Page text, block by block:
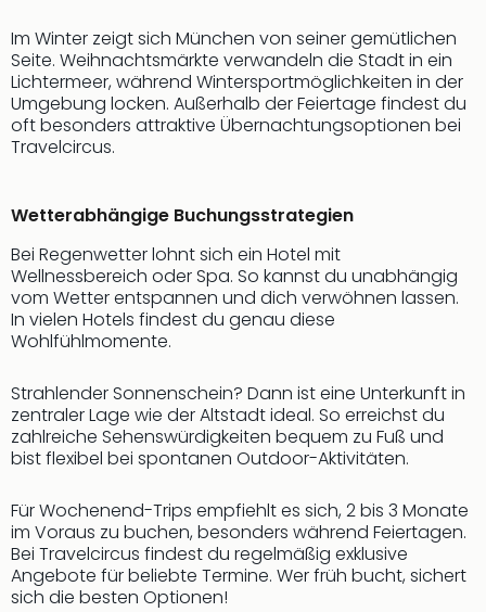
Im Winter zeigt sich München von seiner gemütlichen
Seite. Weihnachtsmärkte verwandeln die Stadt in ein
Lichtermeer, während Wintersportmöglichkeiten in der
Umgebung locken. Außerhalb der Feiertage findest du
oft besonders attraktive Übernachtungsoptionen bei
Travelcircus.
Wetterabhängige Buchungsstrategien
Bei Regenwetter lohnt sich ein Hotel mit
Wellnessbereich oder Spa. So kannst du unabhängig
vom Wetter entspannen und dich verwöhnen lassen.
In vielen Hotels findest du genau diese
Wohlfühlmomente.
Strahlender Sonnenschein? Dann ist eine Unterkunft in
zentraler Lage wie der Altstadt ideal. So erreichst du
zahlreiche Sehenswürdigkeiten bequem zu Fuß und
bist flexibel bei spontanen Outdoor-Aktivitäten.
Für Wochenend-Trips empfiehlt es sich, 2 bis 3 Monate
im Voraus zu buchen, besonders während Feiertagen.
Bei Travelcircus findest du regelmäßig exklusive
Angebote für beliebte Termine. Wer früh bucht, sichert
sich die besten Optionen!